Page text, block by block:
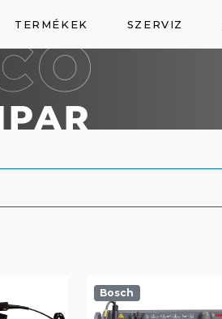
TERMÉKEK SZERVIZ
Bosch